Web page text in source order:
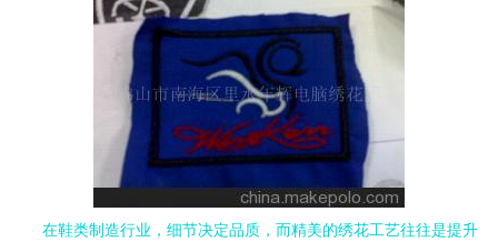
在鞋类制造行业，细节决定品质，而精美的绣花工艺往往是提升